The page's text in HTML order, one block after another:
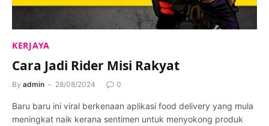
KERJAYA
Cara Jadi Rider Misi Rakyat
By admin 28/08/2024 0
Baru baru ini viral berkenaan aplikasi food delivery yang mula
meningkat naik kerana sentimen untuk menyokong produk